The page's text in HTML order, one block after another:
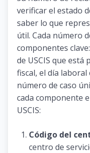
verificar el estado
saber lo que
útil. Cada número
componentes
de USCIS que está
fiscal, el día laboral
número de caso
cada componente
USCIS:
Código del
centro de